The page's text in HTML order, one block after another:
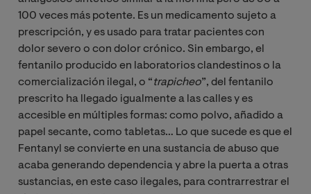
100 veces más potente. Es un medicamento sujeto a
prescripción, y es usado para tratar pacientes con
dolor severo o con dolor crónico. Sin embargo, el
fentanilo producido en laboratorios clandestinos o la
comercialización ilegal, o “trapicheo”, del fentanilo
prescrito ha llegado igualmente a las calles y es
accesible en múltiples formas: como polvo, añadido a
papel secante, como tabletas… Lo que sucede es que el
Fentanyl se convierte en una sustancia de abuso que
acaba generando dependencia y abre la puerta a otras
sustancias, en este caso ilegales, para contrarrestrar el